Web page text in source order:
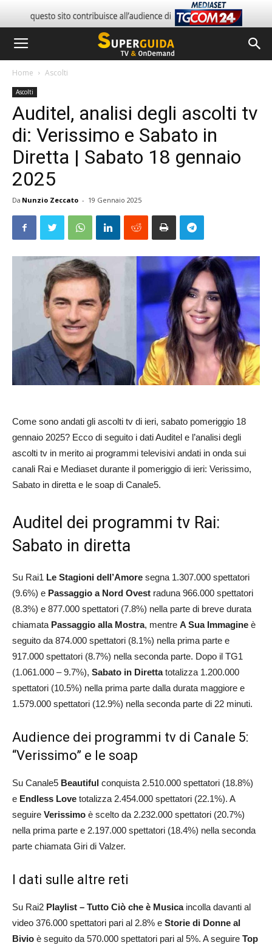
Home Ascolti
Ascolti
Auditel, analisi degli ascolti tv
di: Verissimo e Sabato in
Diretta | Sabato 18 gennaio
2025
Da Nunzio Zeccato - 19 Gennaio 2025
Come sono andati gli ascolti tv di ieri, sabato pomeriggio 18
gennaio 2025? Ecco di seguito i dati Auditel e l’analisi degli
ascolti tv in merito ai programmi televisivi andati in onda sui
canali Rai e Mediaset durante il pomeriggio di ieri: Verissimo,
Sabato in diretta e le soap di Canale5.
Auditel dei programmi tv Rai:
Sabato in diretta
Su Rai1 Le Stagioni dell’Amore segna 1.307.000 spettatori
(9.6%) e Passaggio a Nord Ovest raduna 966.000 spettatori
(8.3%) e 877.000 spettatori (7.8%) nella parte di breve durata
chiamata Passaggio alla Mostra, mentre A Sua Immagine è
seguito da 874.000 spettatori (8.1%) nella prima parte e
917.000 spettatori (8.7%) nella seconda parte. Dopo il TG1
(1.061.000 – 9.7%), Sabato in Direttatotalizza 1.200.000
spettatori (10.5%) nella prima parte dalla durata maggiore e
1.579.000 spettatori (12.9%) nella seconda parte di 22 minuti.
Audience dei programmi tv di Canale 5:
“Verissimo” e le soap
Su Canale5 Beautiful conquista 2.510.000 spettatori (18.8%)
e Endless Love totalizza 2.454.000 spettatori (22.1%). A
seguire Verissimo è scelto da 2.232.000 spettatori (20.7%)
nella prima parte e 2.197.000 spettatori (18.4%) nella seconda
parte chiamata Giri di Valzer.
I dati sulle altre reti
Su Rai2 Playlist – Tutto Ciò che è Musicaincolla davanti al
video 376.000 spettatori pari al 2.8% e Storie di Donne al
Bivio è seguito da 570.000 spettatori pari al 5%. A seguire Top